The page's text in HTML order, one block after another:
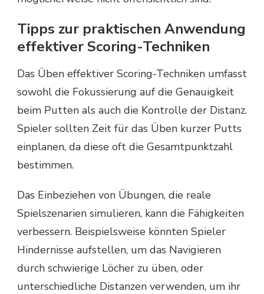
Tipps zur praktischen Anwendung
effektiver Scoring-Techniken
Das Üben effektiver Scoring-Techniken umfasst
sowohl die Fokussierung auf die Genauigkeit
beim Putten als auch die Kontrolle der Distanz.
Spieler sollten Zeit für das Üben kurzer Putts
einplanen, da diese oft die Gesamtpunktzahl
bestimmen.
Das Einbeziehen von Übungen, die reale
Spielszenarien simulieren, kann die Fähigkeiten
verbessern. Beispielsweise könnten Spieler
Hindernisse aufstellen, um das Navigieren
durch schwierige Löcher zu üben, oder
unterschiedliche Distanzen verwenden, um ihr